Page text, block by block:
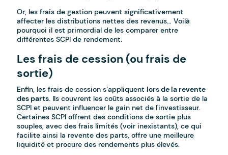
Or, les frais de gestion peuvent significativement
affecter les distributions nettes des revenus… Voilà
pourquoi il est primordial de les comparer entre
différentes SCPI de rendement.
Les frais de cession (ou frais de
sortie)
Enfin, les frais de cession s’appliquentlors de la revente
des parts. Ils couvrent les coûts associés à la sortie de la
SCPI et peuvent influencer le gain net de l'investisseur.
Certaines SCPI offrent des conditions de sortie plus
souples, avec des frais limités (voir inexistants), ce qui
facilite ainsi la revente des parts, offre une meilleure
liquidité et procure des rendements plus élevés.